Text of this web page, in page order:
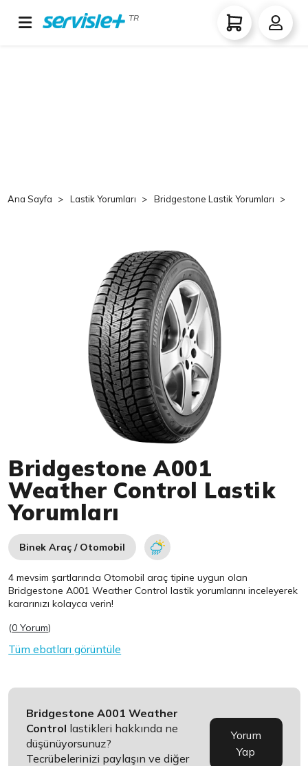
TR
Ana Sayfa Lastik Yorumları Bridgestone Lastik Yorumları
Bridgestone A001
Weather Control Lastik
Yorumları
Binek Araç / Otomobil
4 mevsim şartlarında Otomobil araç tipine uygun olan
Bridgestone A001 Weather Control lastik yorumlarını inceleyerek
kararınızı kolayca verin!
(0 Yorum)
Tüm ebatları görüntüle
Bridgestone A001 Weather
Control lastikleri hakkında ne
düşünüyorsunuz?
Tecrübelerinizi paylaşın ve diğer
Yorum
Yap